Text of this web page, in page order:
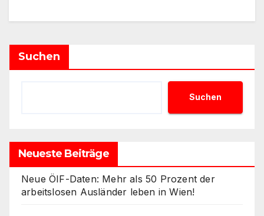
Suchen
Suchen
Neueste Beiträge
Neue ÖIF-Daten: Mehr als 50 Prozent der
arbeitslosen Ausländer leben in Wien!